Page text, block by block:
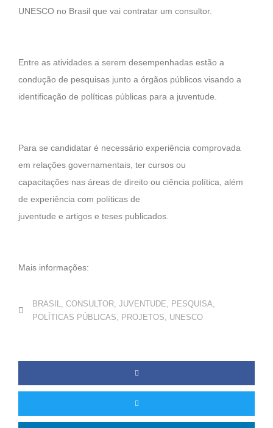
UNESCO no Brasil que vai contratar um consultor.
Entre as atividades a serem desempenhadas estão a
condução de pesquisas junto a órgãos públicos visando a
identificação de políticas públicas para a juventude.
Para se candidatar é necessário experiência comprovada
em relações governamentais, ter cursos ou
capacitações nas áreas de direito ou ciência política, além
de experiência com políticas de
juventude e artigos e teses publicados.
Mais informações:
BRASIL, CONSULTOR, JUVENTUDE, PESQUISA,
POLÍTICAS PÚBLICAS, PROJETOS, UNESCO